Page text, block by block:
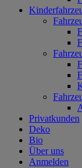
Privatkunden
Deko
Bio
Über uns
Anmelden